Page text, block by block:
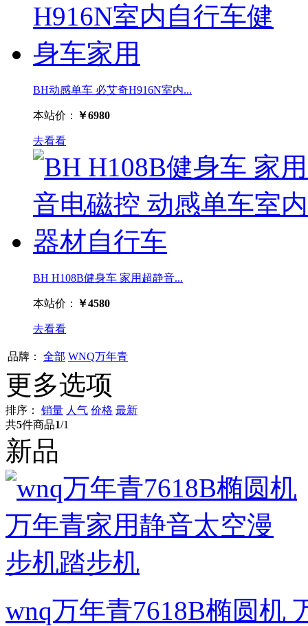
BH动感单车 必艾奇H916N室内...
本站价： ￥6980
去看看
BH H108B健身车 家用超静音...
本站价： ￥4580
去看看
品牌： 全部 WNQ万年青
更多选项
排序： 销量 人气 价格 最新
共5件商品1/1
新品
wnq万年青7618B椭圆机